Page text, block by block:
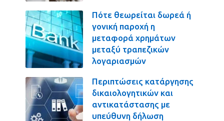
Πότε θεωρείται δωρεά ή
γονική παροχή η
μεταφορά χρημάτων
μεταξύ τραπεζικών
λογαριασμών
Περιπτώσεις κατάργησης
δικαιολογητικών και
αντικατάστασης με
υπεύθυνη δήλωση